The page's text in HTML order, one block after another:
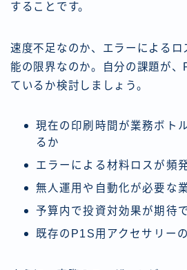
することです。
速度不足なのか、エラーによる
能の限界なのか。自分の課題が
ているか検討しましょう。
現在の印刷時間が業務ボト
るか
エラーによる材料ロスが頻
無人運用や自動化が必要な
予算内で投資対効果が期待
既存のP1S用アクセサリー